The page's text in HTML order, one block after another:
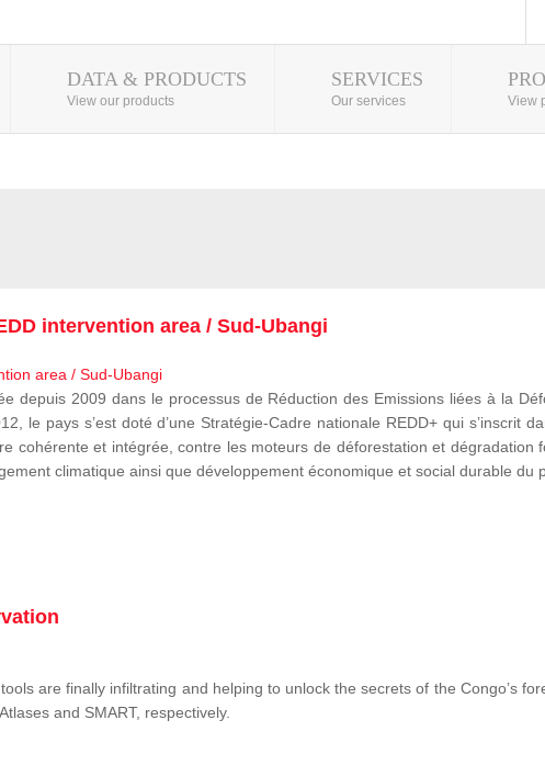
DATA & PRODUCTS
View our products
SERVICES
Our services View
intervention area / Sud-Ubangi
depuis 2009 dans le processus de Réduction des Emissions liées à la
le pays s’est doté d’une Stratégie-Cadre nationale REDD+ qui s’inscrit
cohérente et intégrée, contre les moteurs de déforestation et dégradation
climatique ainsi que développement économique et social durable du
are finally infiltrating and helping to unlock the secrets of the Congo’s
and SMART, respectively.